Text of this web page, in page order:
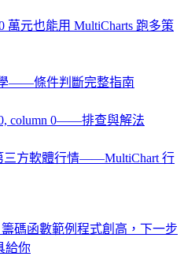
元也能用 MultiCharts 跑多策
學——條件判斷完整指南
0, column 0——排查與解法
三方軟體行情——MultiChart 行
碼函數範例程式創高，下一步
給你